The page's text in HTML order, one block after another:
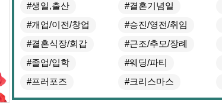
#생일,출산
#개업/이전/창업
#결혼식장/회갑
#졸업/입학
#프러포즈
#결혼기념일
#승진/영전/취임
#근조/추모/장례
#웨딩/파티
#크리스마스